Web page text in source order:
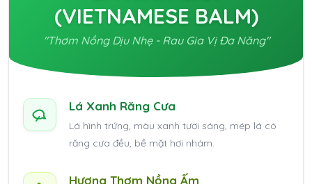
(VIETNAMESE BALM)
"Thơm Nồng Dịu Nhẹ - Rau Gia Vị Đa Năng"
Lá Xanh Răng Cưa
Lá hình trứng, màu xanh tươi sáng, mép lá có
răng cưa đều, bề mặt hơi nhám.
Hương Thơm Nồng Ấm